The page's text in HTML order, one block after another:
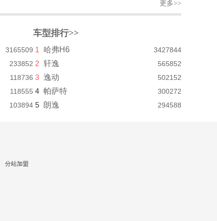
更多>>
3165509
233852
118736
118555
103894
车型排行>>
1 哈弗H6 3427844
2 轩逸 565852
3 逸动 502152
4 帕萨特 300272
5 朗逸 294588
分站加盟